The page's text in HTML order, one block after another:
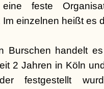
feste
einzelnen heißt es
Burschen handelt
2 Jahren in Köln
festgestellt